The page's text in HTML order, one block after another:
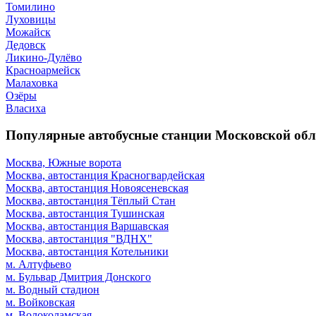
Томилино
Луховицы
Можайск
Дедовск
Ликино-Дулёво
Красноармейск
Малаховка
Озёры
Власиха
Популярные автобусные станции Московской
Москва, Южные ворота
Москва, автостанция Красногвардейская
Москва, автостанция Новоясеневская
Москва, автостанция Тёплый Стан
Москва, автостанция Тушинская
Москва, автостанция Варшавская
Москва, автостанция "ВДНХ"
Москва, автостанция Котельники
м. Алтуфьево
м. Бульвар Дмитрия Донского
м. Водный стадион
м. Войковская